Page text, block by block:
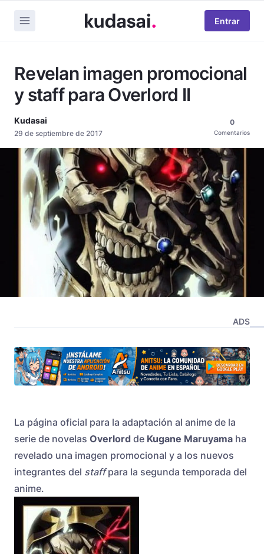
Entrar
Revelan imagen promocional
y staff para Overlord II
Kudasai
29 de septiembre de 2017
0
Comentarios
ADS
La página oficial para la adaptación al anime de la
serie de novelas Overlord de Kugane Maruyama ha
revelado una imagen promocional y a los nuevos
integrantes del staffpara la segunda temporada del
anime.